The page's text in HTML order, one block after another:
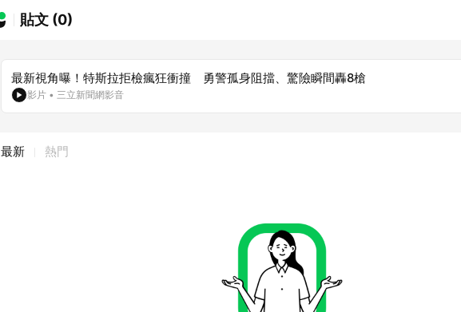
貼文 (0)
最新視角曝！特斯拉拒檢瘋狂衝撞 勇警孤身阻擋、驚險瞬間轟8槍
影片 • 三立新聞網影音
最新 熱門